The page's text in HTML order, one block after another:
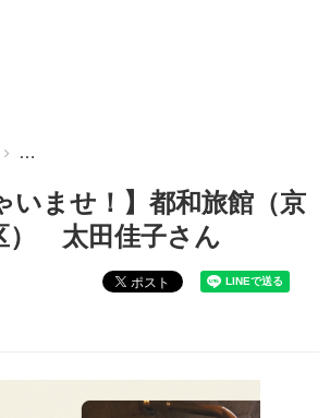
【いらっしゃいませ！】都和旅館（京都市・下
いませ！】都和旅館（京
） 太田佳子さん
ポスト